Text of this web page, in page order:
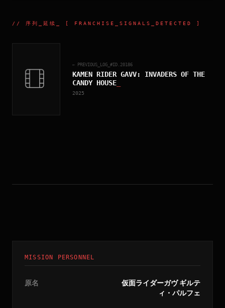
// 序列_延续 _ [ FRANCHISE_SIGNALS_DETECTED ]
← PREVIOUS_LOG_#ID. 20186
KAMEN RIDER GAVV: INVADERS OF THE
CANDY HOUSE
2025
MISSION PERSONNEL
原名
仮面ライダーガヴ ギルテ
ィ・パルフェ